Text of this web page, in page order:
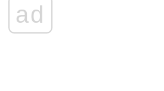
ad